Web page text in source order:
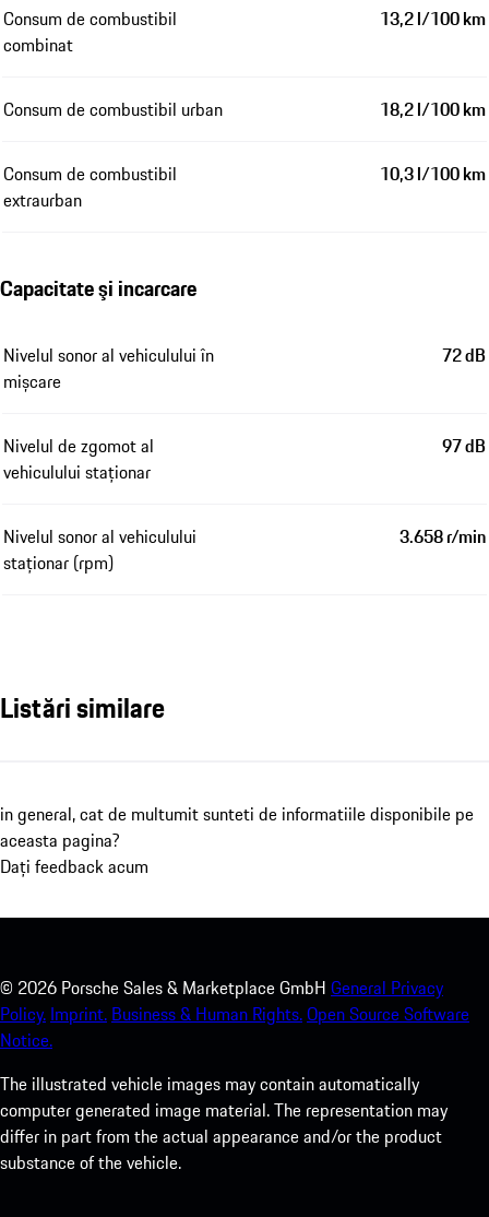
Consum de combustibil
combinat
13,2 l/100 km
Consum de combustibil urban 18,2 l/100 km
Consum de combustibil
extraurban
10,3 l/100 km
Capacitate şi incarcare
Nivelul sonor al vehiculului în
mișcare
72 dB
Nivelul de zgomot al
vehiculului staționar
97 dB
Nivelul sonor al vehiculului
staționar (rpm)
3.658 r/min
Listări similare
in general, cat de multumit sunteti de informatiile disponibile pe
aceasta pagina?
Dați feedback acum
© 2026 Porsche Sales & Marketplace GmbH General Privacy
Policy. Imprint. Business & Human Rights.Open Source Software
Notice.
The illustrated vehicle images may contain automatically
computer generated image material. The representation may
differ in part from the actual appearance and/or the product
substance of the vehicle.